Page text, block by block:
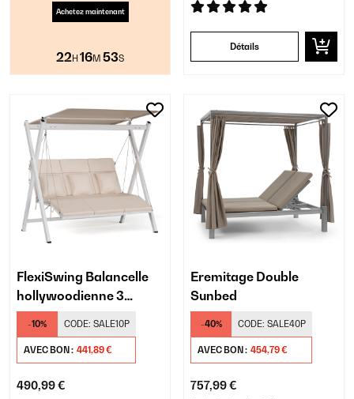
Achetez maintenant
22H 16M 52S
Détails
FlexiSwing Balancelle
hollywoodienne 3
places
-10% CODE: SALE10P
AVEC BON : 441,89 €
490,99 €
Eremitage Double
Sunbed
-40% CODE: SALE40P
AVEC BON : 454,79 €
757,99 €